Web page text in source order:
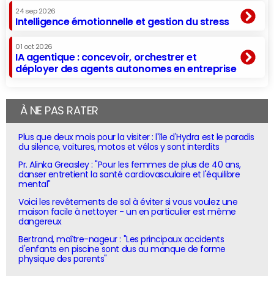
24 sep 2026
Intelligence émotionnelle et gestion du stress
01 oct 2026
IA agentique : concevoir, orchestrer et
déployer des agents autonomes en entreprise
À NE PAS RATER
Plus que deux mois pour la visiter : l'île d'Hydra est le paradis
du silence, voitures, motos et vélos y sont interdits
Pr. Alinka Greasley : "Pour les femmes de plus de 40 ans,
danser entretient la santé cardiovasculaire et l'équilibre
mental"
Voici les revêtements de sol à éviter si vous voulez une
maison facile à nettoyer - un en particulier est même
dangereux
Bertrand, maître-nageur : "Les principaux accidents
d'enfants en piscine sont dus au manque de forme
physique des parents"